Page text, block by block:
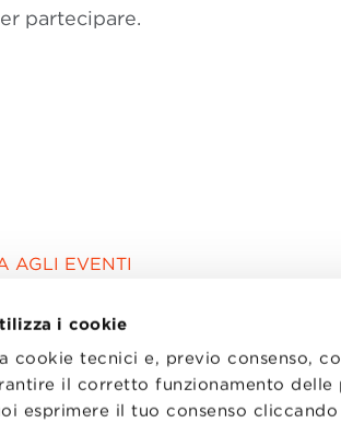
i cookie
cookie tecnici e, previo consenso,
il corretto funzionamento delle
esprimere il tuo consenso
partecipare.
AGLI EVENTI